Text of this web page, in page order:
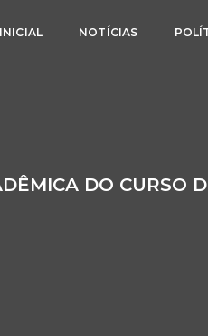
INICIAL NOTÍCIAS
DO CURSO